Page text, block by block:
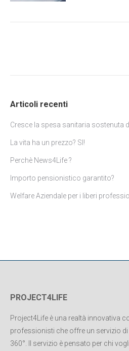
Articoli recenti
Cresce la spesa sanitaria sostenuta
La vita ha un prezzo? SI!
Perchè News4Life ?
Importo pensionistico garantito?
Welfare Aziendale per i liberi
PROJECT4LIFE
Project4Life è una realtà innovativa
professionisti che offre un servizio
360°. Il servizio è pensato per chi